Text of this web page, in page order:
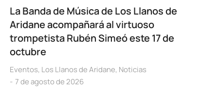
La Banda de Música de Los Llanos de
Aridane acompañará al virtuoso
trompetista Rubén Simeó este 17 de
octubre
Eventos, Los Llanos de Aridane, Noticias
7 de agosto de 2026